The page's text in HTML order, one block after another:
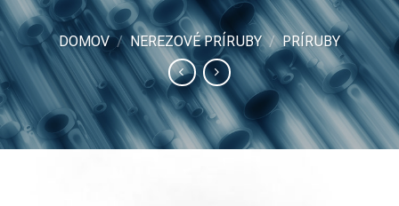
DOMOV / NEREZOVÉ PRÍRUBY / PRÍRUBY